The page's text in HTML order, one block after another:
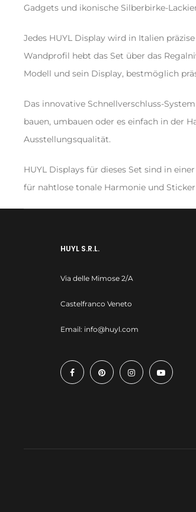
Gadgets und ikonische Silberbirke-
Jedes HUYL Display wird in Italien
Wandprofil hebt das Set über das
Modell und sein Display, bestmöglich
Das innovative Schnellverschluss-
bauen, umbauen oder es einfach in der
Ausstellungsqualität.
HUYL Displays für dieses Set sind in
für nahtlose tonale Harmonie und
HUYL S.R.L.
Via delle Mimose 2/A
Castelfranco Veneto
Email: info@huyl.com